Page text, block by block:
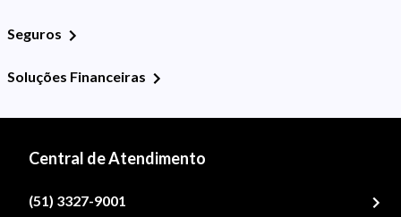
Seguros
Soluções Financeiras
Central de Atendimento
(51) 3327-9001